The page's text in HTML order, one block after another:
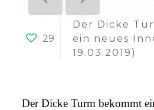
29
Der Dicke
ein neues
19.03.2019)
Der Dicke Turm bekommt